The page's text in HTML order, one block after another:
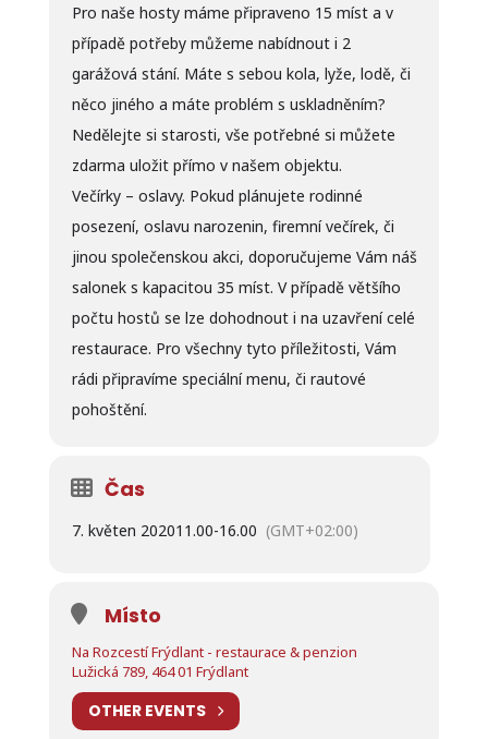
Pro naše hosty máme připraveno 15 míst a v
případě potřeby můžeme nabídnout i 2
garážová stání. Máte s sebou kola, lyže, lodě, či
něco jiného a máte problém s uskladněním?
Nedělejte si starosti, vše potřebné si můžete
zdarma uložit přímo v našem objektu.
Večírky – oslavy. Pokud plánujete rodinné
posezení, oslavu narozenin, firemní večírek, či
jinou společenskou akci, doporučujeme Vám náš
salonek s kapacitou 35 míst. V případě většího
počtu hostů se lze dohodnout i na uzavření celé
restaurace. Pro všechny tyto příležitosti, Vám
rádi připravíme speciální menu, či rautové
pohoštění.
Čas
7. květen 202011.00-16.00 (GMT+02:00)
Místo
Na Rozcestí Frýdlant - restaurace & penzion
Lužická 789, 464 01 Frýdlant
OTHER EVENTS